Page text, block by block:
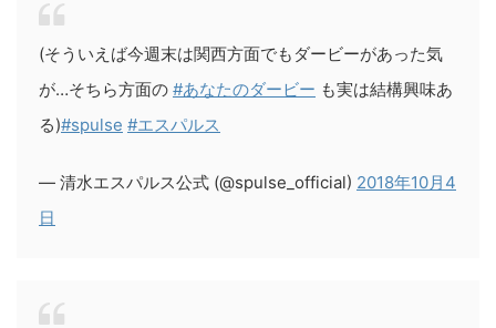
(そういえば今週末は関西方面でもダービーがあった気
が…そちら方面の #あなたのダービー も実は結構興味あ
る)#spulse #エスパルス
— 清水エスパルス公式 (@spulse_official) 2018年10月4
日